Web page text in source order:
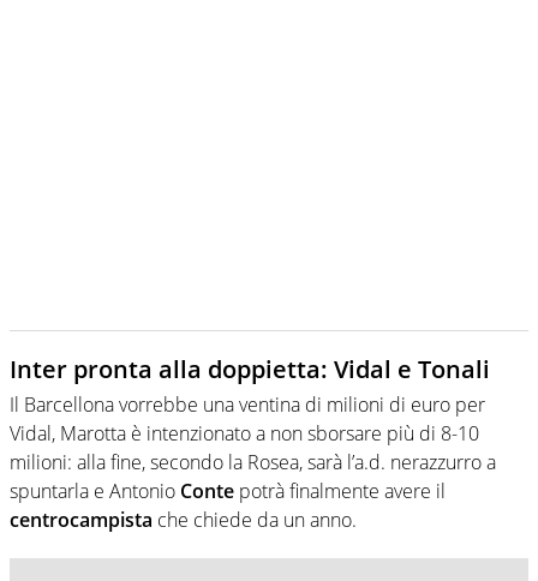
Inter pronta alla doppietta: Vidal e Tonali
Il Barcellona vorrebbe una ventina di milioni di euro per
Vidal, Marotta è intenzionato a non sborsare più di 8-10
milioni: alla fine, secondo la Rosea, sarà l’a.d. nerazzurro a
spuntarla e Antonio Conte potrà finalmente avere il
centrocampista che chiede da un anno.